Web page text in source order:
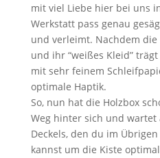
mit viel Liebe hier bei uns
Werkstatt pass genau
und verleimt. Nachdem
und ihr “weißes Kleid”
mit sehr feinem
optimale Haptik.
So, nun hat die Holzbox
Weg hinter sich und wartet
Deckels, den du im
kannst um die Kiste